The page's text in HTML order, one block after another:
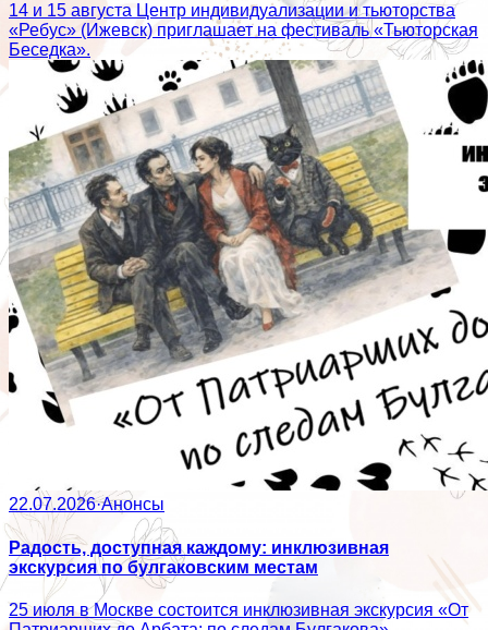
14 и 15 августа Центр индивидуализации и тьюторства
«Ребус» (Ижевск) приглашает на фестиваль «Тьюторская
Беседка».
22.07.2026·Анонсы
Радость, доступная каждому: инклюзивная
экскурсия по булгаковским местам
25 июля в Москве состоится инклюзивная экскурсия «От